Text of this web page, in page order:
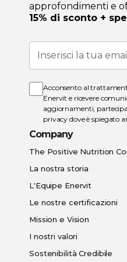
approfondimenti e
15% di sconto +
Iscriviti
alla
nostra
Acconsento al
Enervit e ricevere
aggiornamenti,
privacy dove è spiegato
Company
The Positive Nutrition
La nostra storia
L'Equipe Enervit
Le nostre certificazioni
Mission e Vision
I nostri valori
Sostenibilità Credibile